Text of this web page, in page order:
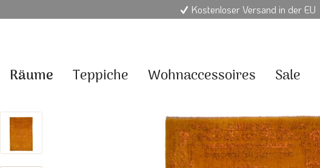
Kostenloser Versand in der EU
Räume Teppiche Wohnaccessoires Sale